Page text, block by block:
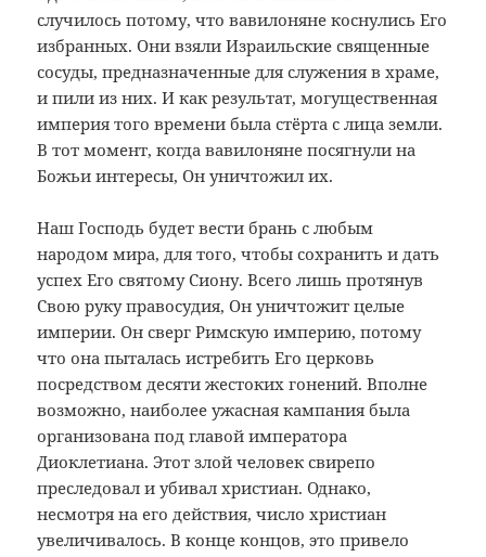
случилось потому, что вавилоняне коснулись Его
избранных. Они взяли Израильские священные
сосуды, предназначенные для служения в храме,
и пили из них. И как результат, могущественная
империя того времени была стёрта с лица земли.
В тот момент, когда вавилоняне посягнули на
Божьи интересы, Он уничтожил их.
Наш Господь будет вести брань с любым
народом мира, для того, чтобы сохранить и дать
успех Его святому Сиону. Всего лишь протянув
Свою руку правосудия, Он уничтожит целые
империи. Он сверг Римскую империю, потому
что она пыталась истребить Его церковь
посредством десяти жестоких гонений. Вполне
возможно, наиболее ужасная кампания была
организована под главой императора
Диоклетиана. Этот злой человек свирепо
преследовал и убивал христиан. Однако,
несмотря на его действия, число христиан
увеличивалось. В конце концов, это привело